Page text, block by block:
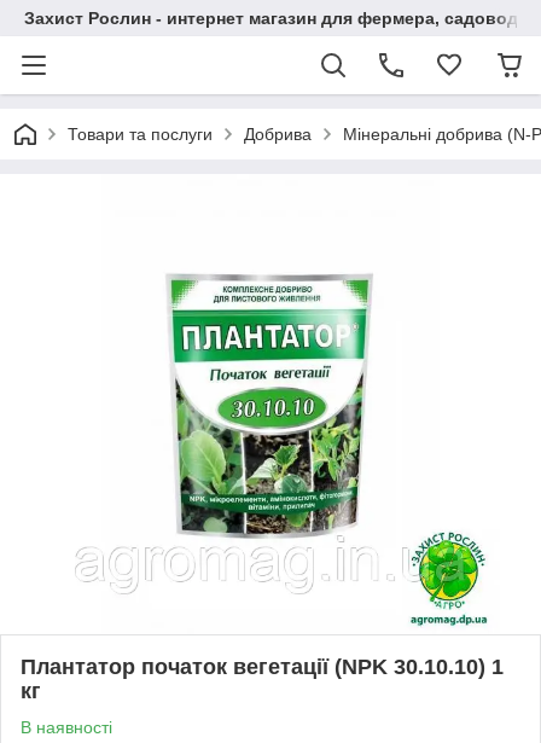
Захист Рослин - интернет магазин для фермера,
Товари та послуги Добрива Мінеральні добрива (N-
Плантатор початок вегетації (NPK 30.10.10) 1
кг
В наявності